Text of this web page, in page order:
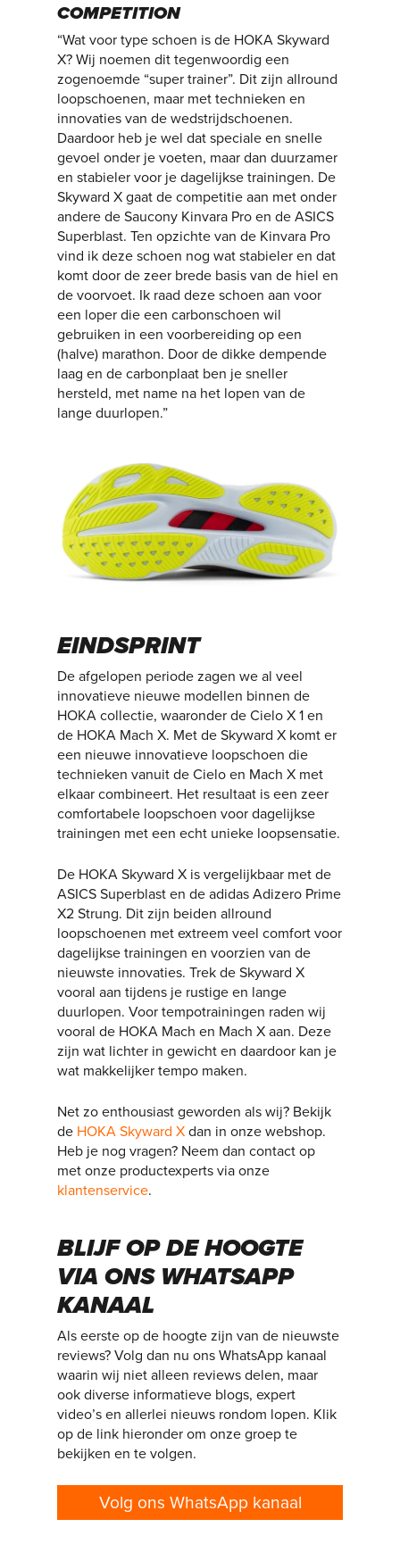
COMPETITION
“Wat voor type schoen is de HOKA Skyward
X? Wij noemen dit tegenwoordig een
zogenoemde “super trainer”. Dit zijn allround
loopschoenen, maar met technieken en
innovaties van de wedstrijdschoenen.
Daardoor heb je wel dat speciale en snelle
gevoel onder je voeten, maar dan duurzamer
en stabieler voor je dagelijkse trainingen. De
Skyward X gaat de competitie aan met onder
andere de Saucony Kinvara Pro en de ASICS
Superblast. Ten opzichte van de Kinvara Pro
vind ik deze schoen nog wat stabieler en dat
komt door de zeer brede basis van de hiel en
de voorvoet. Ik raad deze schoen aan voor
een loper die een carbonschoen wil
gebruiken in een voorbereiding op een
(halve) marathon. Door de dikke dempende
laag en de carbonplaat ben je sneller
hersteld, met name na het lopen van de
lange duurlopen.”
EINDSPRINT
De afgelopen periode zagen we al veel
innovatieve nieuwe modellen binnen de
HOKA collectie, waaronder de Cielo X 1 en
de HOKA Mach X. Met de Skyward X komt er
een nieuwe innovatieve loopschoen die
technieken vanuit de Cielo en Mach X met
elkaar combineert. Het resultaat is een zeer
comfortabele loopschoen voor dagelijkse
trainingen met een echt unieke loopsensatie.
De HOKA Skyward X is vergelijkbaar met de
ASICS Superblast en de adidas Adizero Prime
X2 Strung. Dit zijn beiden allround
loopschoenen met extreem veel comfort voor
dagelijkse trainingen en voorzien van de
nieuwste innovaties. Trek de Skyward X
vooral aan tijdens je rustige en lange
duurlopen. Voor tempotrainingen raden wij
vooral de HOKA Mach en Mach X aan. Deze
zijn wat lichter in gewicht en daardoor kan je
wat makkelijker tempo maken.
Net zo enthousiast geworden als wij? Bekijk
de HOKA Skyward X dan in onze webshop.
Heb je nog vragen? Neem dan contact op
met onze productexperts via onze
klantenservice.
BLIJF OP DE HOOGTE
VIA ONS WHATSAPP
KANAAL
Als eerste op de hoogte zijn van de nieuwste
reviews? Volg dan nu ons WhatsApp kanaal
waarin wij niet alleen reviews delen, maar
ook diverse informatieve blogs, expert
video’s en allerlei nieuws rondom lopen. Klik
op de link hieronder om onze groep te
bekijken en te volgen.
Volg ons WhatsApp kanaal